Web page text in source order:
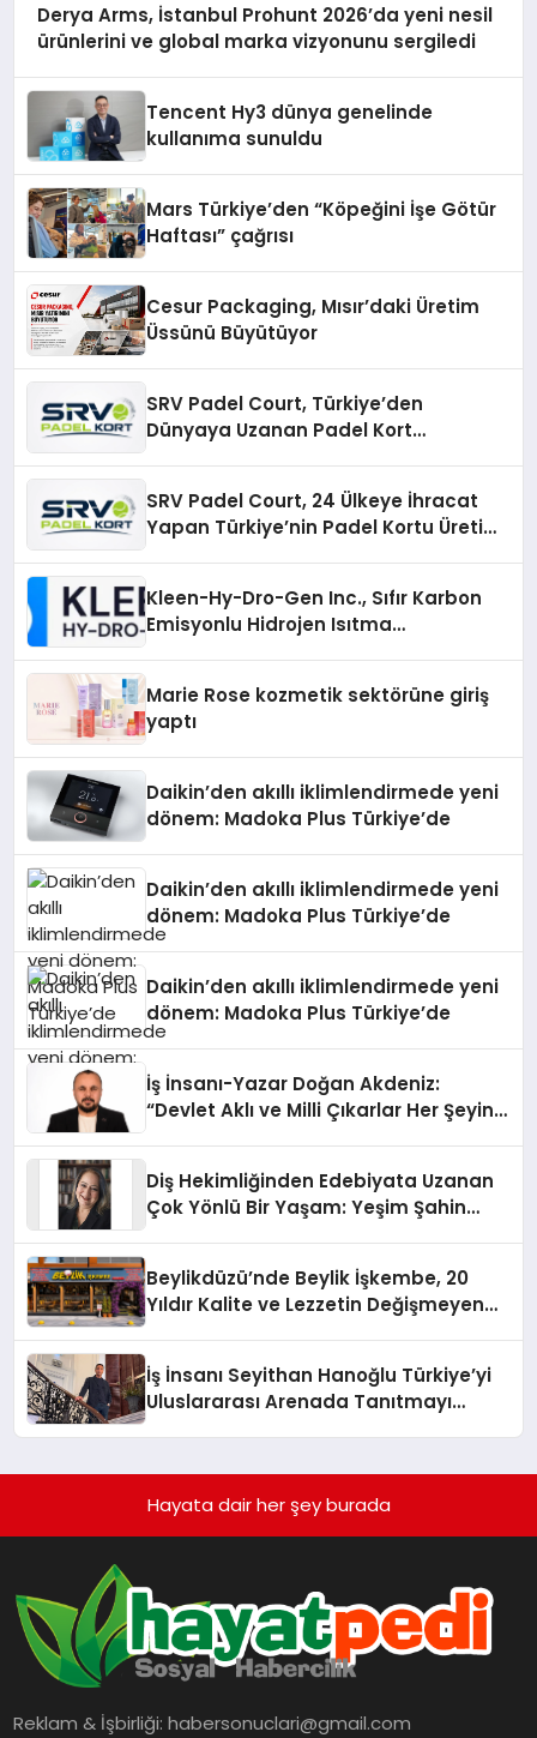
Derya Arms, İstanbul Prohunt 2026’da yeni nesil
ürünlerini ve global marka vizyonunu sergiledi
Tencent Hy3 dünya genelinde
kullanıma sunuldu
Mars Türkiye’den “Köpeğini İşe Götür
Haftası” çağrısı
Cesur Packaging, Mısır’daki Üretim
Üssünü Büyütüyor
SRV Padel Court, Türkiye’den
Dünyaya Uzanan Padel Kort
SRV Padel Court, 24 Ülkeye İhracat
Yapan Türkiye’nin Padel Kortu Üretim
Kleen-Hy-Dro-Gen Inc., Sıfır Karbon
Emisyonlu Hidrojen Isıtma
Marie Rose kozmetik sektörüne giriş
yaptı
Daikin’den akıllı iklimlendirmede yeni
dönem: Madoka Plus Türkiye’de
Daikin’den akıllı iklimlendirmede yeni
dönem: Madoka Plus Türkiye’de
Daikin’den akıllı iklimlendirmede yeni
dönem: Madoka Plus Türkiye’de
İş İnsanı-Yazar Doğan Akdeniz:
“Devlet Aklı ve Milli Çıkarlar Her Şeyin
Diş Hekimliğinden Edebiyata Uzanan
Çok Yönlü Bir Yaşam: Yeşim Şahin
Beylikdüzü’nde Beylik İşkembe, 20
Yıldır Kalite ve Lezzetin Değişmeyen
İş İnsanı Seyithan Hanoğlu Türkiye’yi
Uluslararası Arenada Tanıtmayı
Hayata dair her şey burada
Reklam & İşbirliği:habersonuclari@gmail.com